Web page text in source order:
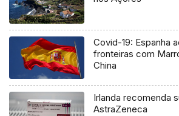
Covid-19: Espanha
fronteiras com
China
Irlanda recomenda
AstraZeneca